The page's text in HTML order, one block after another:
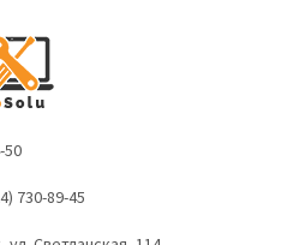
50
730-89-45